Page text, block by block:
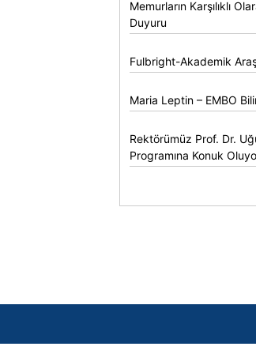
Memurların Karşılıklı
Duyuru
Fulbright-Akademik
Maria Leptin – EMBO
Rektörümüz Prof. Dr.
Programına Konuk